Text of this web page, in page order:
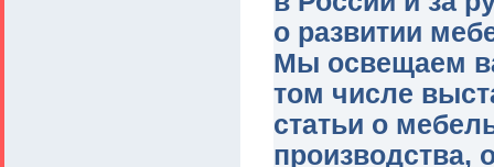
о развитии
Мы освещаем
том числе
статьи о
производства,